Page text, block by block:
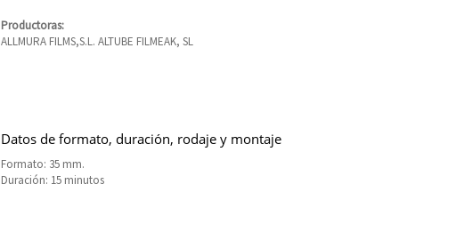
Productoras:
ALLMURA FILMS,S.L. ALTUBE FILMEAK, SL
Datos de formato, duración, rodaje y montaje
Formato: 35 mm.
Duración: 15 minutos